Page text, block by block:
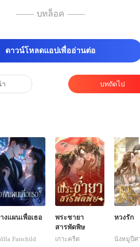
—— บทล็อค ——
ดาวน์โหลดแอปเพื่ออ่านต่อ
า บทถัดไป
งแผนเพื่อเธอ
Fairchild
พระชายา
สารพัดพิษ
เกาะครีต
หวงรัก
นังหมูปีศ